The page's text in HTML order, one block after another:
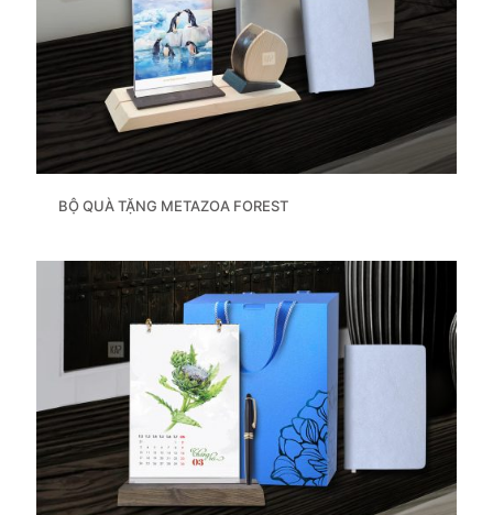
BỘ QUÀ TẶNG METAZOA FOREST